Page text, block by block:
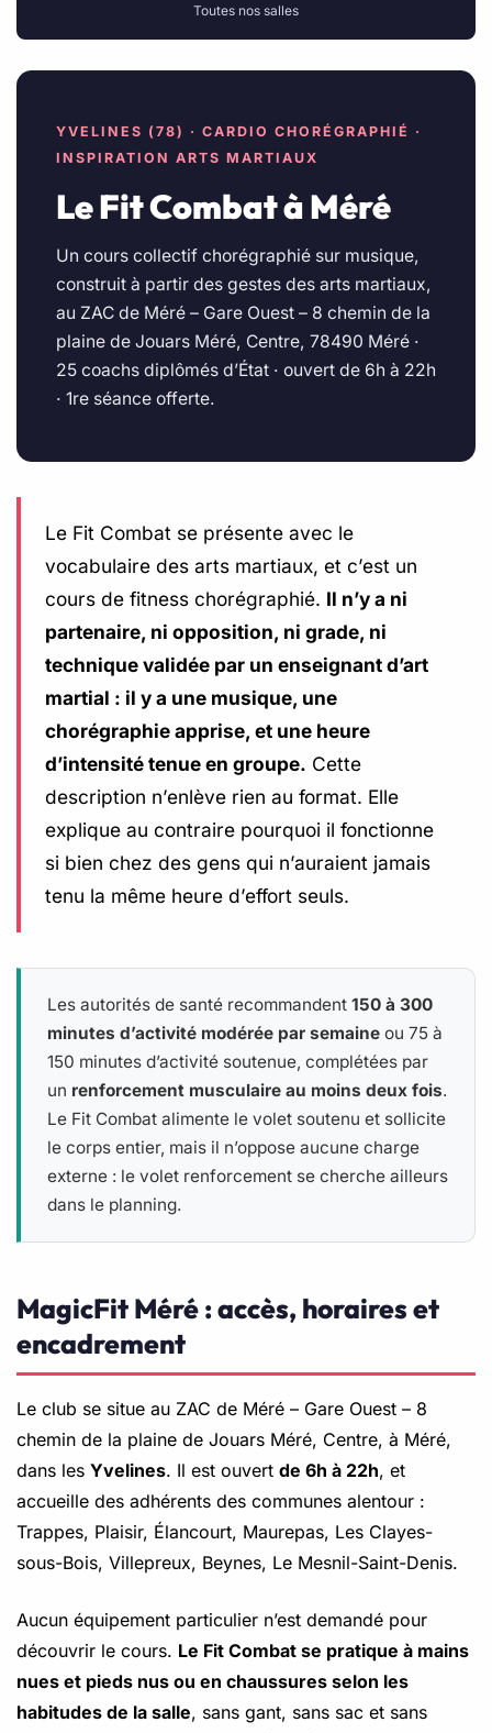
Toutes nos salles
YVELINES (78) · CARDIO CHORÉGRAPHIÉ ·
INSPIRATION ARTS MARTIAUX
Le Fit Combat à Méré
Un cours collectif chorégraphié sur musique,
construit à partir des gestes des arts martiaux,
au ZAC de Méré – Gare Ouest – 8 chemin de la
plaine de Jouars Méré, Centre, 78490 Méré ·
25 coachs diplômés d’État · ouvert de 6h à 22h
· 1re séance offerte.
Le Fit Combat se présente avec le
vocabulaire des arts martiaux, et c’est un
cours de fitness chorégraphié. Il n’y a ni
partenaire, ni opposition, ni grade, ni
technique validée par un enseignant d’art
martial : il y a une musique, une
chorégraphie apprise, et une heure
d’intensité tenue en groupe. Cette
description n’enlève rien au format. Elle
explique au contraire pourquoi il fonctionne
si bien chez des gens qui n’auraient jamais
tenu la même heure d’effort seuls.
Les autorités de santé recommandent 150 à 300
minutes d’activité modérée par semaine ou 75 à
150 minutes d’activité soutenue, complétées par
un renforcement musculaire au moins deux fois.
Le Fit Combat alimente le volet soutenu et sollicite
le corps entier, mais il n’oppose aucune charge
externe : le volet renforcement se cherche ailleurs
dans le planning.
MagicFit Méré : accès, horaires et
encadrement
Le club se situe au ZAC de Méré – Gare Ouest – 8
chemin de la plaine de Jouars Méré, Centre, à Méré,
dans les Yvelines. Il est ouvert de 6h à 22h, et
accueille des adhérents des communes alentour :
Trappes, Plaisir, Élancourt, Maurepas, Les Clayes-
sous-Bois, Villepreux, Beynes, Le Mesnil-Saint-Denis.
Aucun équipement particulier n’est demandé pour
découvrir le cours. Le Fit Combat se pratique à mains
nues et pieds nus ou en chaussures selon les
habitudes de la salle, sans gant, sans sac et sans